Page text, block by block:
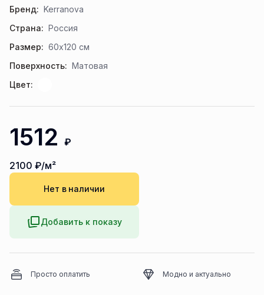
Бренд: Kerranova
Страна: Россия
Размер: 60x120 см
Поверхность: Матовая
Цвет:
1512 ₽
2100 ₽/м²
Нет в наличии
Добавить к показу
Просто оплатить Модно и актуально